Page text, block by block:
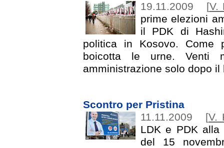
19.11.2009
[V.
prime elezioni
il PDK di
politica in Kosovo. Come
boicotta le urne. Venti
amministrazione solo dopo il
Scontro per Pristina
11.11.2009
[V.
LDK e PDK alla
del 15